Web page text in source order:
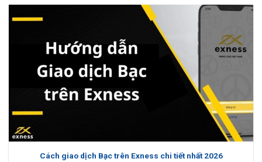
Cách giao dịch Bạc trên Exness chi tiết nhất 2026